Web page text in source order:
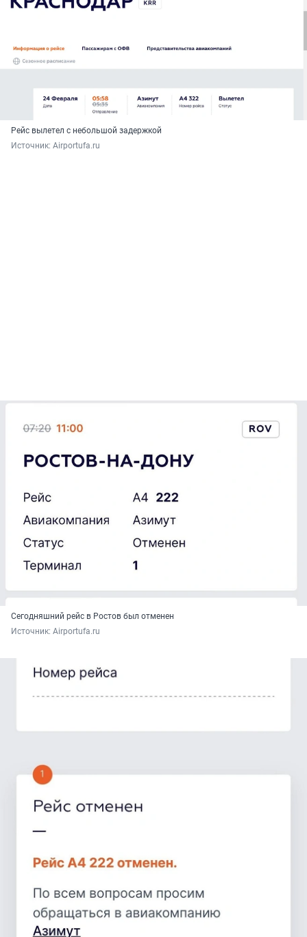
Рейс вылетел с небольшой задержкой
Источник: Airportufa.ru
Сегодняшний рейс в Ростов был отменен
Источник: Airportufa.ru